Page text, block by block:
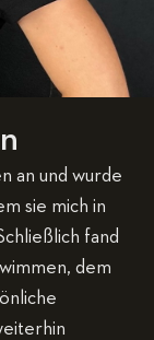
an und wurde
sie mich in
fand
dem